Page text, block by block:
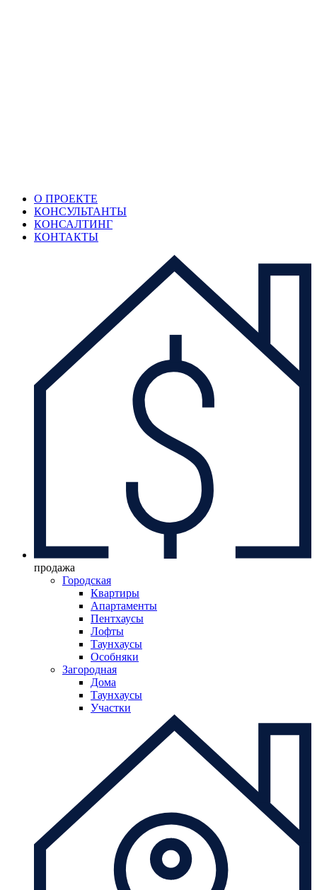
О ПРОЕКТЕ
КОНСУЛЬТАНТЫ
КОНСАЛТИНГ
КОНТАКТЫ
продажа
Городская
Квартиры
Апартаменты
Пентхаусы
Лофты
Таунхаусы
Особняки
Загородная
Дома
Таунхаусы
Участки